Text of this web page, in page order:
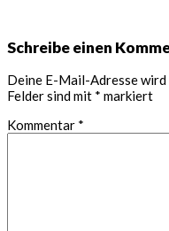
Leser-
Interaktionen
Schreibe einen
Deine E-Mail-Adresse
Felder sind mit * markiert
Kommentar *